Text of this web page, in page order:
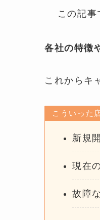
この記
各社の特徴
これからキ
こういった
新規
現在
故障